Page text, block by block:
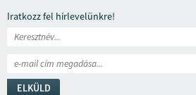
Iratkozz fel hírlevelünkre!
ELKÜLD